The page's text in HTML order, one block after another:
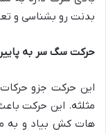
بدنت رو بشناسی و
حرکت سگ سر به
این حرکت جزو
مثلثه. این حرکت
هات کش بیاد و به